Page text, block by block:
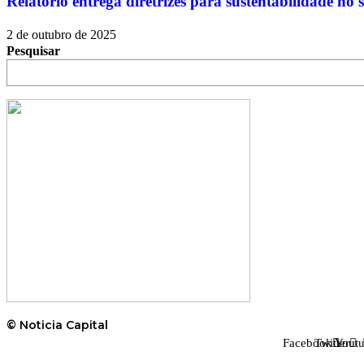
2 de outubro de 2025
Pesquisar
© Noticia Capital
FacebookTwitter